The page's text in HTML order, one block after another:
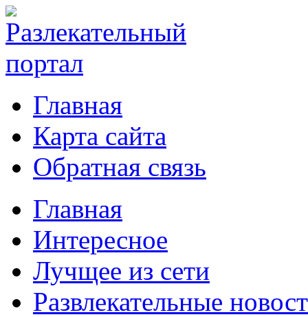
Главная
Карта сайта
Обратная связь
Главная
Интересное
Лучщее из сети
Развлекательные